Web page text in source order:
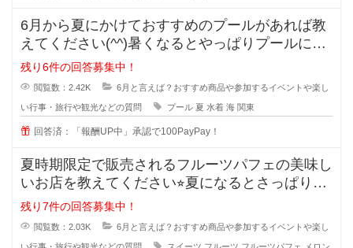
6月から夏にかけておすすめのプールがあれば教
えてください(^^)暑くなるとやっぱりプールに行
きたくなりますよね+
残り6件の回答募集中！
閲覧数：2.42K 6月と言えば？おすすめ商品や参加するイベントや楽し
い行事・旅行や観光などの質問 プール 夏 水着 海 関東
回答済：「報酬UP中」承認で100PayPay！
夏時期限定で販売されるフルーツパフェの美味し
いお店を教えてください⭐︎夏になるとさっぱりし
たものを食べたく
残り7件の回答募集中！
閲覧数：2.03K 6月と言えば？おすすめ商品や参加するイベントや楽し